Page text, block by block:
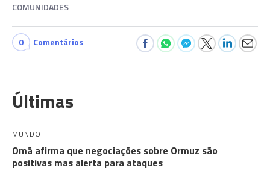
COMUNIDADES
0 Comentários
Últimas
MUNDO
Omã afirma que negociações sobre Ormuz são
positivas mas alerta para ataques